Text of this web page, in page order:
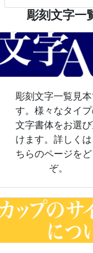
彫刻文字一
彫刻文字一覧見
す。様々なタイ
文字書体をお選
けます。詳しくは
ちらのページをど
ぞ。